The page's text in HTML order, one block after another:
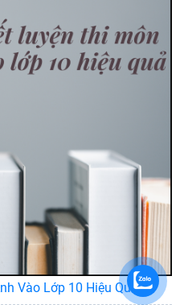
Vào Lớp 10 Hiệu Quả